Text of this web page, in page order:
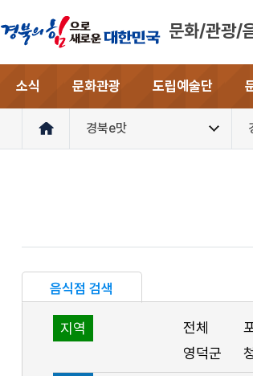
문화/관광/
소식 문화관광 도립예술단
경북e맛
음식점 검색
지역 전체
영덕군